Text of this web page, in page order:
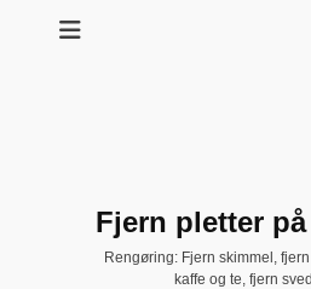
Fjern pletter
Rengøring: Fjern skimmel,
kaffe og te, fjern